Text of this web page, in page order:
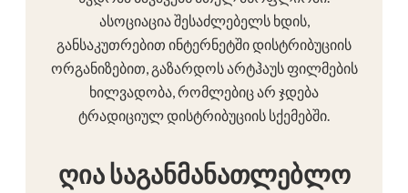
ასოციაცია შესაძლებელს ხდის,
განსაკუთრებით ინტერნეტში დისტრიბუციის
ორგანიზებით, გაზარდოს არტჰაუს ფილმების
ხილვადობა, რომლებიც არ ჯდება
ტრადიციულ დისტრიბუციის სქემებში.
ღია საგანმანათლებლო